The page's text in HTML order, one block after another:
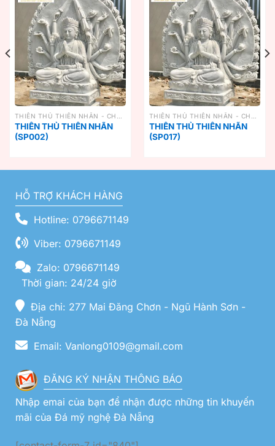
THIÊN THỦ THIÊN NHÃN
(SP002)
THIÊN THỦ THIÊN NHÃN
(SP017)
HỖ TRỢ KHÁCH HÀNG
Hotline: 0796671149
Viber: 0796671149
Zalo: 0796671149
Thời gian: 24/24 giờ
Địa chỉ: 277 Mai Đăng Chơn - Ngũ Hành Sơn -
Đà Nẵng
Email: Vanlong0109@gmail.com
ĐĂNG KÝ NHẬN THÔNG BÁO
Nhập emai của bạn để nhận được những tin khuyến
mãi của Đá mỹ nghệ Đà Nẵng